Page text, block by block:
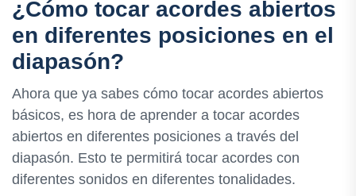
¿Cómo tocar acordes abiertos
en diferentes posiciones en el
diapasón?
Ahora que ya sabes cómo tocar acordes abiertos
básicos, es hora de aprender a tocar acordes
abiertos en diferentes posiciones a través del
diapasón. Esto te permitirá tocar acordes con
diferentes sonidos en diferentes tonalidades.